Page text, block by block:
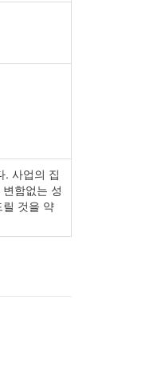
. 사업의 집
함없는 성
것을 약